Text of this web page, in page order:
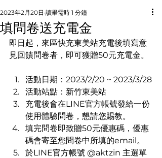
填問卷送充電金
2023年2月20日 讀畢需時 1 分鐘
即日起，來區快充東美站充電後填寫意
見回饋問卷者，即可獲贈50元充電金。
活動日期：2023/2/20 ~ 2023/3/28
活動站點：新竹東美站
充電後會在LINE官方帳號發給一份
使用體驗問卷，懇請您賜教。
填完問卷即致贈50元優惠碼，優惠
碼會寄至您問卷中所填的email。
於LINE官方帳號 @aktzin 主選單